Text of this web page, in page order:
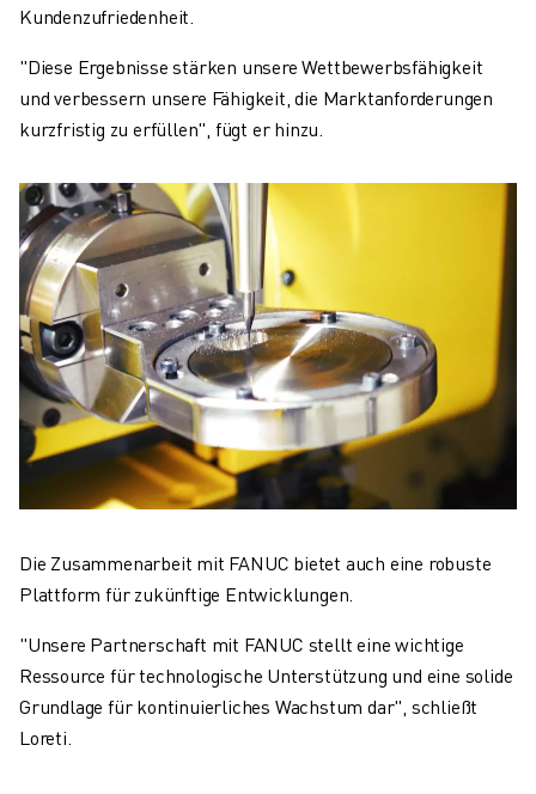
Kundenzufriedenheit.
"Diese Ergebnisse stärken unsere Wettbewerbsfähigkeit
und verbessern unsere Fähigkeit, die Marktanforderungen
kurzfristig zu erfüllen", fügt er hinzu.
Die Zusammenarbeit mit FANUC bietet auch eine robuste
Plattform für zukünftige Entwicklungen.
"Unsere Partnerschaft mit FANUC stellt eine wichtige
Ressource für technologische Unterstützung und eine solide
Grundlage für kontinuierliches Wachstum dar", schließt
Loreti.